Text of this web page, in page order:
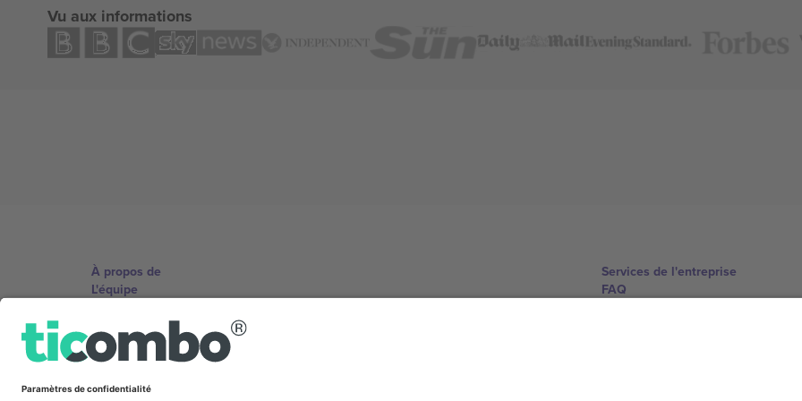
Vu aux informations
À propos de
L'équipe
Conditions générales
Programme d'affiliation
Services de l'entreprise
FAQ